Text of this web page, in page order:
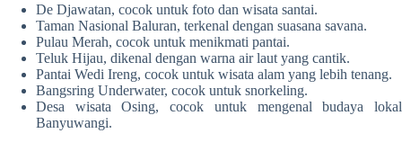
De Djawatan, cocok untuk foto dan wisata santai.
Taman Nasional Baluran, terkenal dengan suasana savana.
Pulau Merah, cocok untuk menikmati pantai.
Teluk Hijau, dikenal dengan warna air laut yang cantik.
Pantai Wedi Ireng, cocok untuk wisata alam yang lebih tenang.
Bangsring Underwater, cocok untuk snorkeling.
Desa wisata Osing, cocok untuk mengenal budaya lokal
Banyuwangi.